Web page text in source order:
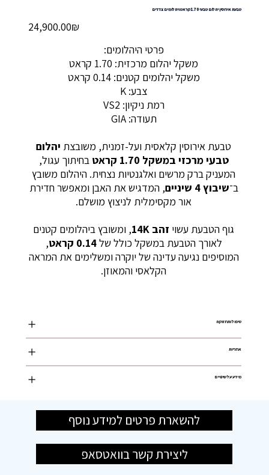
טבעת אירוסין יהלום טבעי 1.70 קראט ויהלומים צדדים
‏24,900.00 ‏₪
פרטי היהלומים:
משקל יהלום מרכזית: 1.70 קראט
משקל יהלומים קטנים: 0.14 קראט
צבע: K
רמת ניקיון: VS2
תעודה: GIA
טבעת אירוסין קלאסית ועל-זמנית, משובצת יהלום
טבעי מרכזי במשקל 1.70 קראט
בחיתוך עגול,
המעניק ברק מרשים ואלגנטיות נצחית. היהלום משובץ
ב־שיבוץ 4 שיניים
, המדגיש את האבן ומאפשר חדירת
אור מקסימלית לניצוץ מושלם.
גוף הטבעת עשוי זהב 14K
, ומשובץ ביהלומים קטנים
לאורך הטבעת במשקל כולל של0.14 קראט
,
המוסיפים נגיעה עדינה של יוקרה ומשלימים את המראה
הקלאסי והמאוזן.
טיפול ותחזוקה
אחריות
מידע על שינויים
להשארת פרטים למידע נוסף
ליצירת קשר בוואטסאפ